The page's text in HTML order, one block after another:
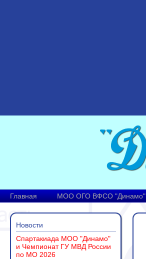
Главная МОО ОГО ВФСО "Динамо"
Новости
Спартакиада МОО "Динамо"
и Чемпионат ГУ МВД России
по МО 2026